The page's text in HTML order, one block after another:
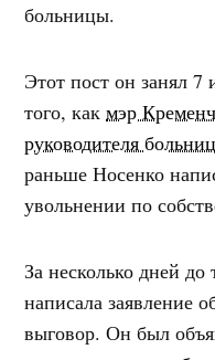
больницы.
Этот пост он занял 7
того, какмэр
руководителя
раньше Носенко
увольнении по
За несколько дней
написала заявление
выговор. Он был